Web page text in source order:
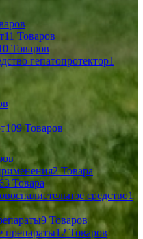
11 Товаров
Товаров
гепатопротектор1
109 Товаров
2 Товара
Товара
средство1
9 Товаров
препараты12 Товаров